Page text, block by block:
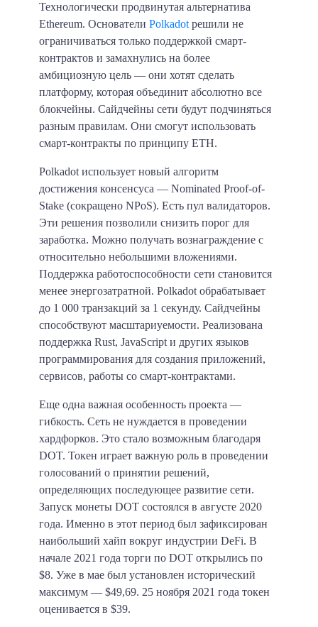
Технологически продвинутая альтернатива
Ethereum. Основатели Polkadot решили не
ограничиваться только поддержкой смарт-
контрактов и замахнулись на более
амбициозную цель — они хотят сделать
платформу, которая объединит абсолютно все
блокчейны. Сайдчейны сети будут подчиняться
разным правилам. Они смогут использовать
смарт-контракты по принципу ETH.
Polkadot использует новый алгоритм
достижения консенсуса — Nominated Proof-of-
Stake (сокращено NPoS). Есть пул валидаторов.
Эти решения позволили снизить порог для
заработка. Можно получать вознаграждение с
относительно небольшими вложениями.
Поддержка работоспособности сети становится
менее энергозатратной. Polkadot обрабатывает
до 1 000 транзакций за 1 секунду. Сайдчейны
способствуют масштариуемости. Реализована
поддержка Rust, JavaScript и других языков
программирования для создания приложений,
сервисов, работы со смарт-контрактами.
Еще одна важная особенность проекта —
гибкость. Сеть не нуждается в проведении
хардфорков. Это стало возможным благодаря
DOT. Токен играет важную роль в проведении
голосований о принятии решений,
определяющих последующее развитие сети.
Запуск монеты DOT состоялся в августе 2020
года. Именно в этот период был зафиксирован
наибольший хайп вокруг индустрии DeFi. В
начале 2021 года торги по DOT открылись по
$8. Уже в мае был установлен исторический
максимум — $49,69. 25 ноября 2021 года токен
оценивается в $39.